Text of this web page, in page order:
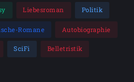
Liebesroman Politik
Romane Autobiographie
SciFi Belletristik